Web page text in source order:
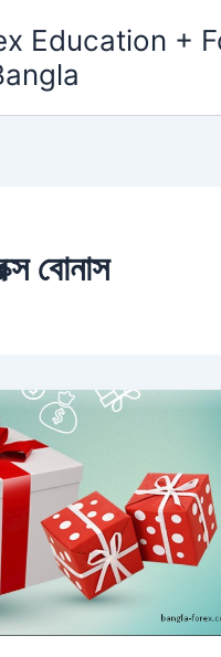
Education +
বোনাস